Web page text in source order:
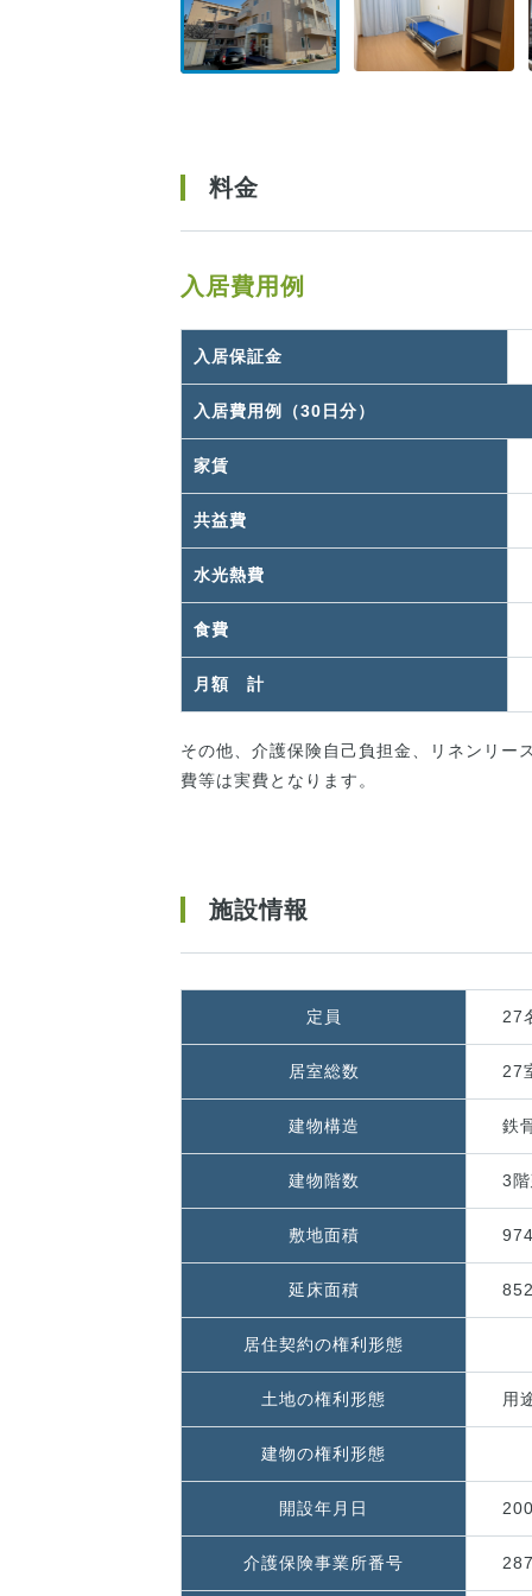
料金
入居費用例
入居保証金
入居費用例（30日分）
家賃
共益費
水光熱費
食費
月額 計
その他、介護保険自己負担金、リネンリ
費等は実費となります。
施設情報
定員 27
居室総数 27
建物構造 鉄
建物階数 3
敷地面積
延床面積
居住契約の権利形態
土地の権利形態 用
建物の権利形態
開設年月日
介護保険事業所番号